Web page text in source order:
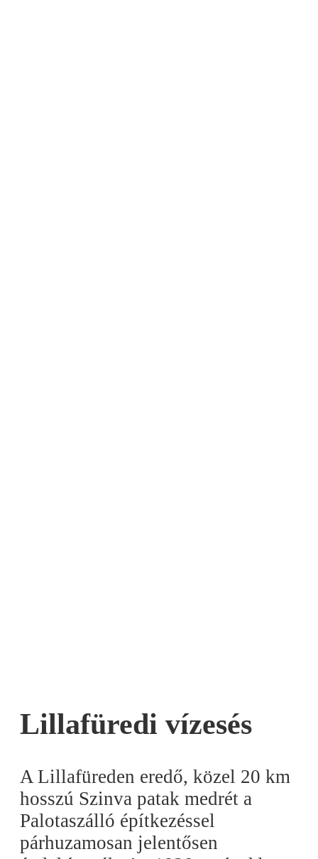
Lillafüredi vízesés
A Lillafüreden eredő, közel 20 km
hosszú Szinva patak medrét a
Palotaszálló építkezéssel
párhuzamosan jelentősen